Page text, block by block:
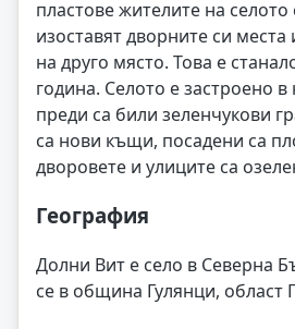
пластове жителите на
изоставят дворните си места
на друго място. Това е
година. Селото е застроено
преди са били зеленчукови
са нови къщи, посадени са
дворовете и улиците са
География
Долни Вит е село в Северна
се в община Гулянци, област